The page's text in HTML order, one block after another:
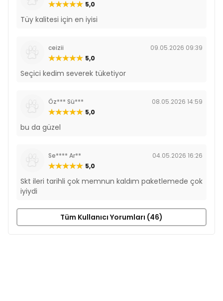
5,0
Tüy kalitesi için en iyisi
ceizii
09.05.2026 09:39
5,0
Seçici kedim severek tüketiyor
Öz*** Sü***
08.05.2026 14:59
5,0
bu da güzel
Se**** Ar**
04.05.2026 16:26
5,0
Skt ileri tarihli çok memnun kaldım paketlemede çok
iyiydi
Tüm Kullanıcı Yorumları (46)